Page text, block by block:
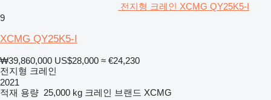
전지형 크레인 XCMG QY25K5-I
9
XCMG QY25K5-I
₩39,860,000 US$28,000 ≈ €24,230
전지형 크레인
2021
적재 용량 25,000 kg 크레인 브랜드 XCMG